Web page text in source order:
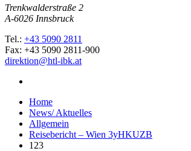
Trenkwalderstraße 2
A-6026 Innsbruck
Tel.: +43 5090 2811
Fax: +43 5090 2811-900
direktion@htl-ibk.at
Home
News/ Aktuelles
Allgemein
Reisebericht – Wien 3yHKUZB
123